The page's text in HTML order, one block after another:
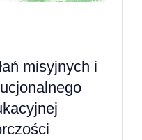
misyjnych i